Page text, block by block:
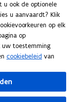
u ook de optionele
u aanvaardt? Klik
op elk
op
uw toestemming
cookiebeleid van